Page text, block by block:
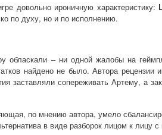
довольно ироничную характеристику:
по духу, но и по исполнению.
обласкали – ни одной жалобы на
найдено не было. Автора рецензии
заставляли сопереживать Артему, а
по мнению автора, умело
в виде разборок лицом к лицу